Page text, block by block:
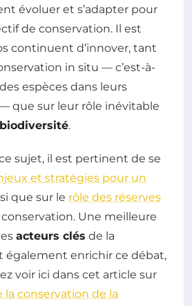
évoluer et s’adapter pour
de conservation. Il est
continuent d’innover, tant
in situ — c’est-à-
espèces dans leurs
que sur leur rôle inévitable
.
sujet, il est pertinent de se
et stratégies pour un
que sur le rôle des réserves
conservation. Une meilleure
acteurs clés de la
également enrichir ce débat,
voir ici dans cet article sur
la conservation de la